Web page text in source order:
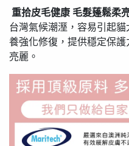
重拾皮毛健康 毛髮蓬鬆柔
台灣氣候潮溼，容易引起
養強化修復，提供穩定保
亮麗。